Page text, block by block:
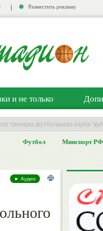
Разместить рекламу
и не только
тренера футбольного клуба
Футбол Минспорт РФ
► Аудио